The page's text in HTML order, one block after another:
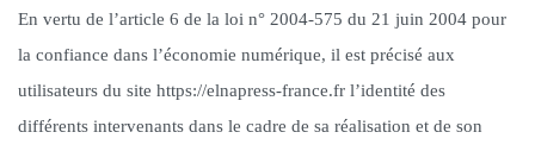
En vertu de l’article 6 de la loi n° 2004-575 du 21 juin 2004 pour
la confiance dans l’économie numérique, il est précisé aux
utilisateurs du site https://elnapress-france.fr l’identité des
différents intervenants dans le cadre de sa réalisation et de son